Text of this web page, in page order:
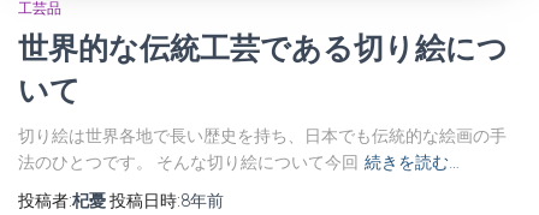
工芸品
世界的な伝統工芸である切り絵につ
いて
切り絵は世界各地で長い歴史を持ち、日本でも伝統的な絵画の手
法のひとつです。 そんな切り絵について今回 続きを読む…
投稿者:杞憂投稿日時:8年前